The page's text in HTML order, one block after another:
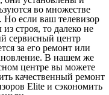
во множестве
Но если ваш телевизор
строя, то далеко не
сервисный центр
за его ремонт или
В нашем же
центре вы можете
качественный ремонт
Elite и сэкономить